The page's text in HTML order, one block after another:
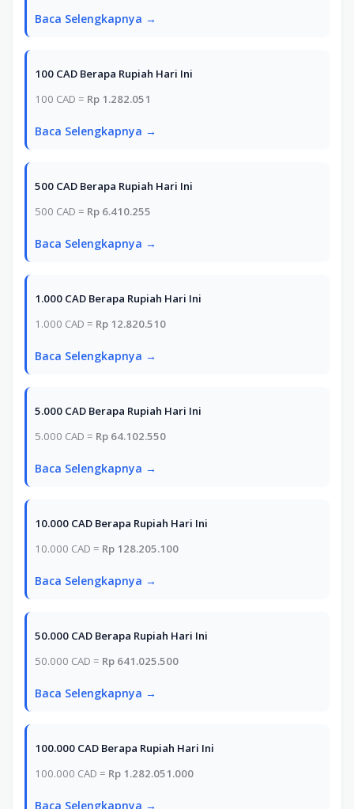
Baca Selengkapnya →
100 CAD Berapa Rupiah Hari Ini
100 CAD = Rp 1.282.051
Baca Selengkapnya →
500 CAD Berapa Rupiah Hari Ini
500 CAD = Rp 6.410.255
Baca Selengkapnya →
1.000 CAD Berapa Rupiah Hari Ini
1.000 CAD = Rp 12.820.510
Baca Selengkapnya →
5.000 CAD Berapa Rupiah Hari Ini
5.000 CAD = Rp 64.102.550
Baca Selengkapnya →
10.000 CAD Berapa Rupiah Hari Ini
10.000 CAD = Rp 128.205.100
Baca Selengkapnya →
50.000 CAD Berapa Rupiah Hari Ini
50.000 CAD = Rp 641.025.500
Baca Selengkapnya →
100.000 CAD Berapa Rupiah Hari Ini
100.000 CAD = Rp 1.282.051.000
Baca Selengkapnya →